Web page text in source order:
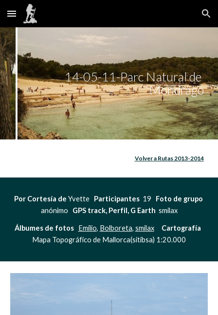
Skip to main content Skip to navigation
14-05-11-Parc Natural de
Mondragó
Volver a Rutas 2013-2014
Por Cortesía de Yvette Participantes 19
anónimo GPS track, Perfil, G Earth smilax
Álbumes de fotos Emilio, Bolboreta, smilax
Mapa Topográfico de Mallorca(sitibsa) 1:20.000